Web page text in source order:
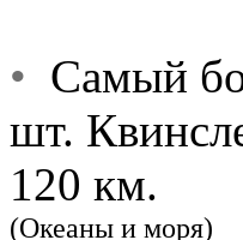
• Самый
шт.
120 км.
(Океаны и моря)